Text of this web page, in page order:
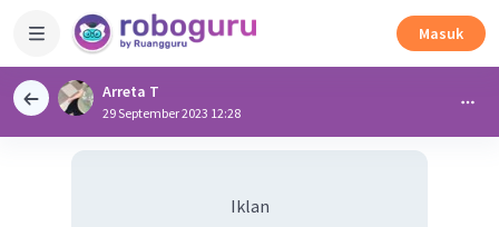
Masuk
Arreta T
29 September 2023 12:28
Iklan